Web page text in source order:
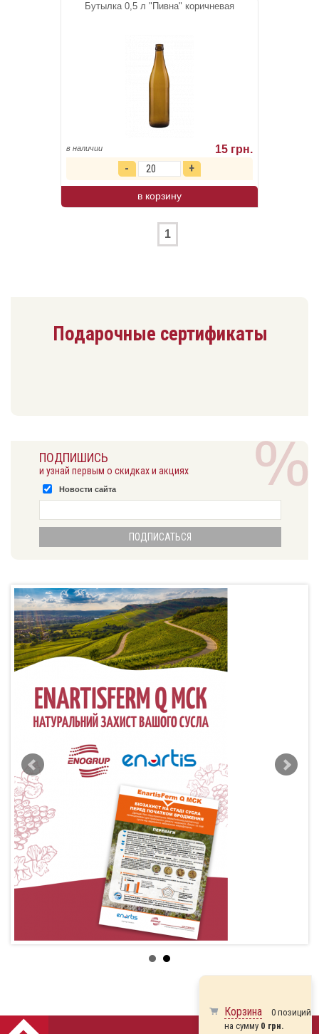
Бутылка 0,5 л "Пивна" коричневая
в наличии 15 грн.
в корзину
1
Подарочные сертификаты
ПОДПИШИСЬ
и узнай первым о скидках и акциях
Новости сайта
Корзина
0 позиций
на сумму 0 грн.